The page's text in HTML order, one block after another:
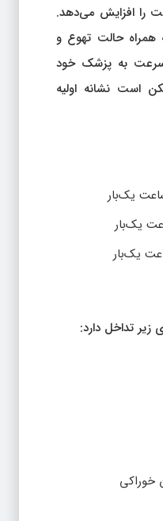
را افزایش می‌دهد.
همراه حالت تهوع و
به پزشک خود
است نشانه اولیه
زیر تداخل دارد:
خوراکی